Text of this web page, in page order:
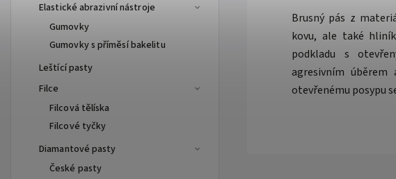
Elastické abrazivní nástroje
Gumovky
Gumovky s příměsí bakelitu
Leštící pasty
Filce
Filcová tělíska
Filcové tyčky
Diamantové pasty
České pasty
Brusný pás z
kovu, ale také
podkladu s
agresivním úběrem
otevřenému posypu